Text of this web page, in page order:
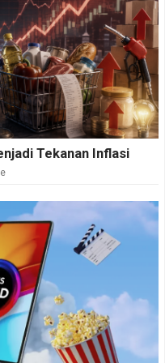
Tekanan Inflasi